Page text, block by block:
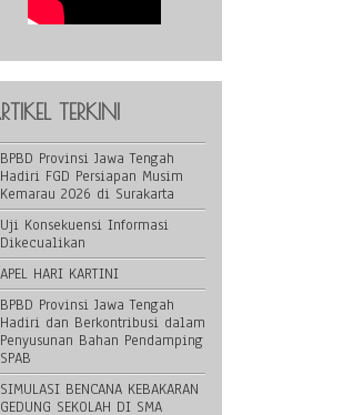
TERKINI
BPBD Provinsi Jawa Tengah
Hadiri FGD Persiapan Musim
Kemarau 2026 di Surakarta
Uji Konsekuensi Informasi
Dikecualikan
APEL HARI KARTINI
BPBD Provinsi Jawa Tengah
Hadiri dan Berkontribusi dalam
Penyusunan Bahan Pendamping
SPAB
SIMULASI BENCANA KEBAKARAN
GEDUNG SEKOLAH DI SMA